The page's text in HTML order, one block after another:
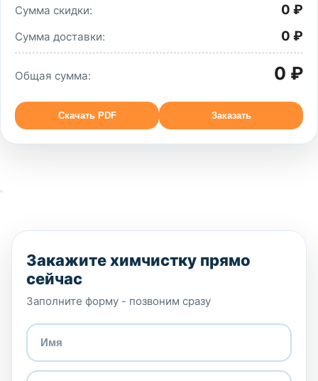
Сумма скидки: 0 ₽
Сумма доставки: 0 ₽
Общая сумма: 0 ₽
Скачать PDF Заказать
Закажите химчистку прямо
сейчас
Заполните форму - позвоним сразу